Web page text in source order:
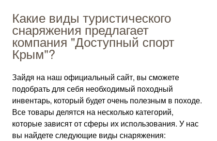
Какие виды туристического
снаряжения предлагает
компания "Доступный спорт
Крым"?
Зайдя на наш официальный сайт, вы сможете
подобрать для себя необходимый походный
инвентарь, который будет очень полезным в походе.
Все товары делятся на несколько категорий,
которые зависят от сферы их использования. У нас
вы найдете следующие виды снаряжения: